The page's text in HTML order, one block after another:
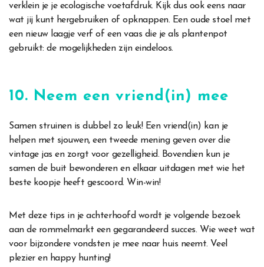
verklein je je ecologische voetafdruk. Kijk dus ook eens naar
wat jij kunt hergebruiken of opknappen. Een oude stoel met
een nieuw laagje verf of een vaas die je als plantenpot
gebruikt: de mogelijkheden zijn eindeloos.
10. Neem een vriend(in) mee
Samen struinen is dubbel zo leuk! Een vriend(in) kan je
helpen met sjouwen, een tweede mening geven over die
vintage jas en zorgt voor gezelligheid. Bovendien kun je
samen de buit bewonderen en elkaar uitdagen met wie het
beste koopje heeft gescoord. Win-win!
Met deze tips in je achterhoofd wordt je volgende bezoek
aan de rommelmarkt een gegarandeerd succes. Wie weet wat
voor bijzondere vondsten je mee naar huis neemt. Veel
plezier en happy hunting!